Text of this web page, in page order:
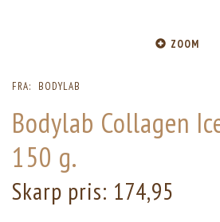
ZOOM
FRA: BODYLAB
Bodylab Collagen
150 g.
Skarp pris: 174,95